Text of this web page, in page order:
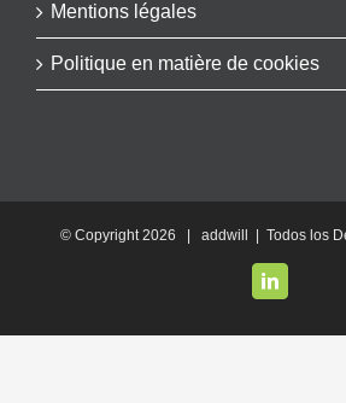
Mentions légales
Politique en matière de cookies
© Copyright2026 | addwill | Todos los
LinkedIn